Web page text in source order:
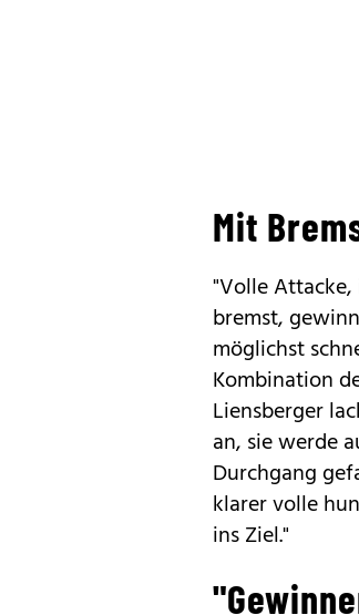
Mit
"Volle
bremst,
möglichst
Kombination
Liensberger
an, sie werde
Durchgang
klarer volle
ins Ziel."